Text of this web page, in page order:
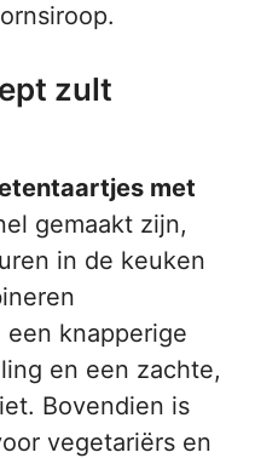
zult
met
gemaakt zijn,
in de keuken
knapperige
en een zachte,
Bovendien is
vegetariërs en